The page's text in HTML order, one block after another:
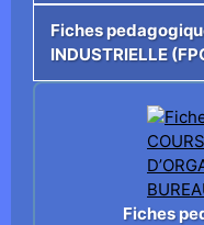
Fiches
INDUSTRIELLE
Fiches